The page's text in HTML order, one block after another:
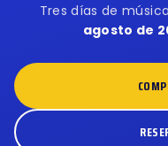
Tres días de
agosto de